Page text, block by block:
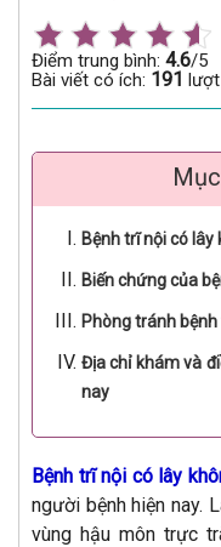
Điểm trung bình: 4.6/5
Bài viết có ích: 191
Bệnh trĩ nội có lây
Biến chứng của
Phòng tránh
Địa chỉ khám và
nay
Bệnh trĩ nội có lây
người bệnh hiện nay.
vùng hậu môn trực